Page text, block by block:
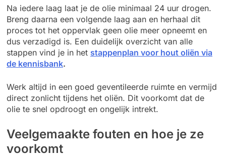
Na iedere laag laat je de olie minimaal 24 uur drogen.
Breng daarna een volgende laag aan en herhaal dit
proces tot het oppervlak geen olie meer opneemt en
dus verzadigd is. Een duidelijk overzicht van alle
stappen vind je in het stappenplan voor hout oliën via
de kennisbank.
Werk altijd in een goed geventileerde ruimte en vermijd
direct zonlicht tijdens het oliën. Dit voorkomt dat de
olie te snel opdroogt en ongelijk intrekt.
Veelgemaakte fouten en hoe je ze
voorkomt